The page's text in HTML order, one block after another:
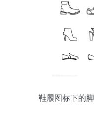
鞋履图标下的